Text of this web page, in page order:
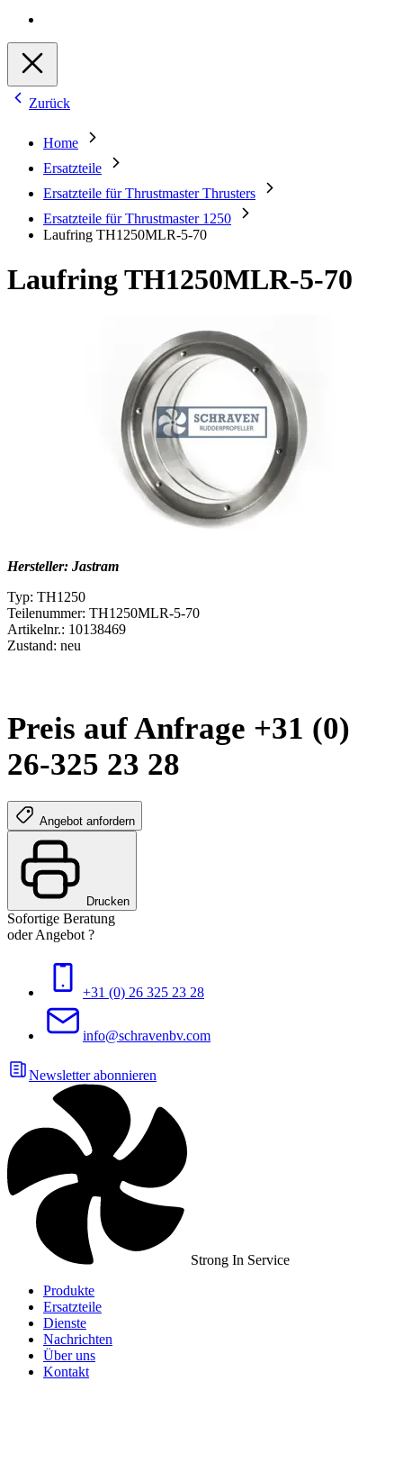
Zurück
Home
Ersatzteile
Ersatzteile für Thrustmaster Thrusters
Ersatzteile für Thrustmaster 1250
Laufring TH1250MLR-5-70
Laufring TH1250MLR-5-70
Hersteller: Jastram
Typ: TH1250
Teilenummer: TH1250MLR-5-70
Artikelnr.: 10138469
Zustand: neu
Preis auf Anfrage +31 (0)
26-325 23 28
Angebot anfordern
Drucken
Sofortige Beratung
oder Angebot ?
+31 (0) 26 325 23 28
info@schravenbv.com
Newsletter abonnieren
Strong In Service
Produkte
Ersatzteile
Dienste
Nachrichten
Über uns
Kontakt